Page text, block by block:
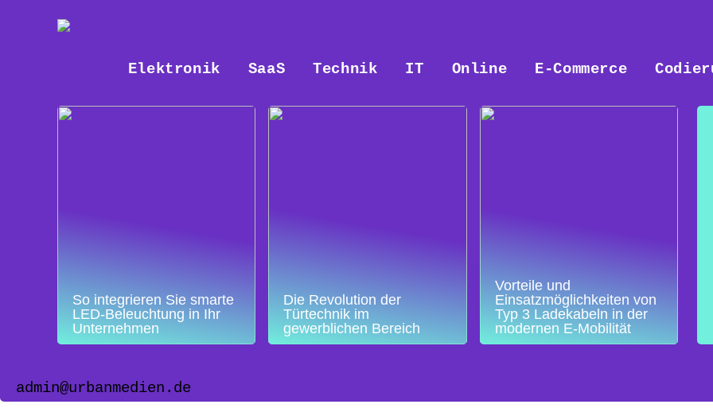
Elektronik SaaS Technik IT Online E-Commerce
So integrieren Sie smarte
LED-Beleuchtung in Ihr
Unternehmen
Die Revolution der
Türtechnik im
gewerblichen Bereich
Vorteile und
Einsatzmöglichkeiten von
Typ 3 Ladekabeln in der
modernen E-Mobilität
admin@urbanmedien.de